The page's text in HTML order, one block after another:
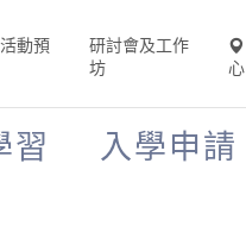
活動預
研討會及工作
坊
心
習 入學申請